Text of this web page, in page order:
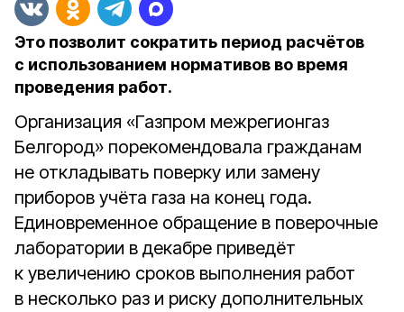
Это позволит сократить период расчётов
с использованием нормативов во время
проведения работ.
Организация «Газпром межрегионгаз
Белгород» порекомендовала гражданам
не откладывать поверку или замену
приборов учёта газа на конец года.
Единовременное обращение в поверочные
лаборатории в декабре приведёт
к увеличению сроков выполнения работ
в несколько раз и риску дополнительных